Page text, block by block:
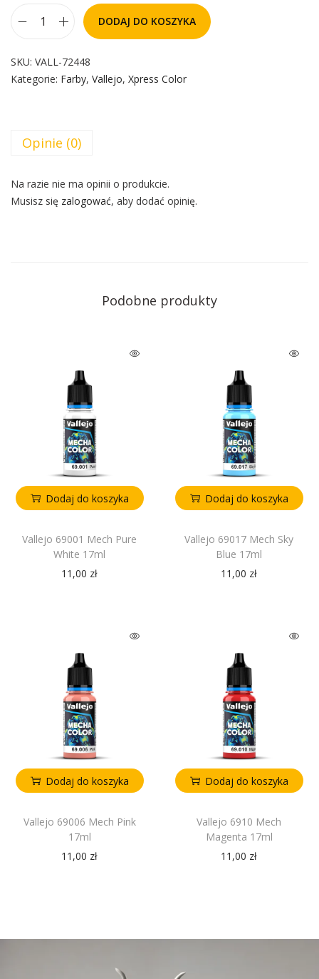
DODAJ DO KOSZYKA
SKU: VALL-72448
Kategorie: Farby, Vallejo, Xpress Color
Opinie (0)
Na razie nie ma opinii o produkcie.
Musisz się zalogować, aby dodać opinię.
Podobne produkty
Dodaj do koszyka
Vallejo 69001 Mech Pure
White 17ml
11,00 zł
Dodaj do koszyka
Vallejo 69017 Mech Sky
Blue 17ml
11,00 zł
Dodaj do koszyka
Vallejo 69006 Mech Pink
17ml
11,00 zł
Dodaj do koszyka
Vallejo 6910 Mech
Magenta 17ml
11,00 zł